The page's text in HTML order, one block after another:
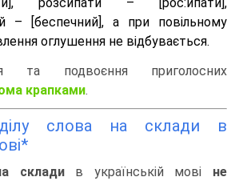
– [беспечний], а при повільному
оглушення не відбувається.
та подвоєння приголосних
крапками.
слова на склади в
складив українській мові не